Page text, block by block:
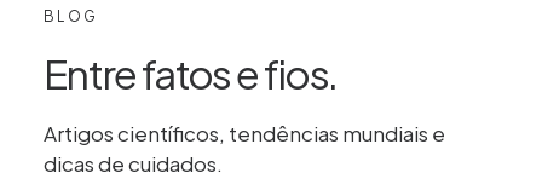
Piscina e mar após
transplante capilar:
quando é seguro e quais
BLOG
Entre fatos e fios.
Artigos científicos, tendências mundiais e
dicas de cuidados.